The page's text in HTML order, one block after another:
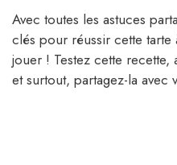
Avec toutes les astuces
clés pour réussir cette
jouer ! Testez cette recette,
et surtout, partagez-la